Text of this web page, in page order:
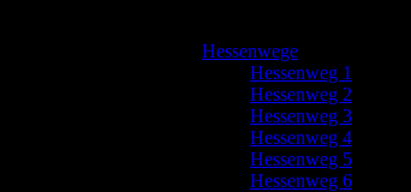
Hessenwege
Hessenweg 1
Hessenweg 2
Hessenweg 3
Hessenweg 4
Hessenweg 5
Hessenweg 6